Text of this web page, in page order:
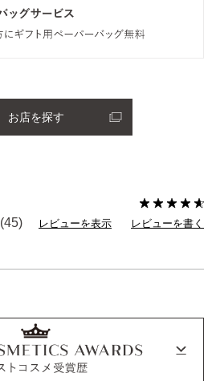
お店を探す
(45) レビューを表示 レビューを書く